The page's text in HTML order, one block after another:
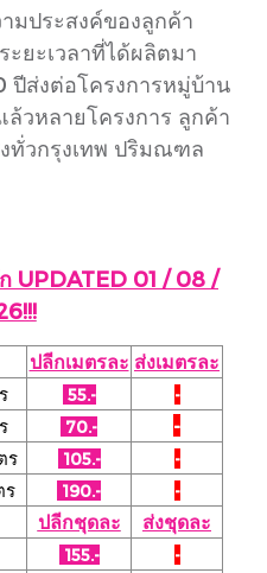
มประสงค์ของลูกค้า
ยะเวลาที่ได้ผลิตมา
ปีส่งต่อโครงการหมู่บ้าน
ล้วหลายโครงการ ลูกค้า
ทั่วกรุงเทพ ปริมณฑล
UPDATED 01 / 08 /
ปลีกเมตรละ ส่งเมตรละ
55.- -
70.- -
ร 105.- -
ร 190.- -
ปลีกชุดละ ส่งชุดละ
155.- -